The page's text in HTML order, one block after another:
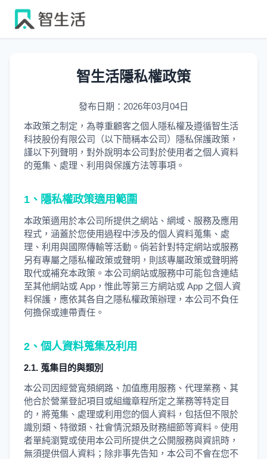
智生活隱私權政策
發布日期：2026年03月04日
本政策之制定，為尊重顧客之個人隱私權及遵循智生活
科技股份有限公司（以下簡稱本公司）隱私保護政策，
謹以下列聲明，對外說明本公司對於使用者之個人資料
的蒐集、處理、利用與保護方法等事項。
1、隱私權政策適用範圍
本政策適用於本公司所提供之網站、網域、服務及應用
程式，涵蓋於您使用過程中涉及的個人資料蒐集、處
理、利用與國際傳輸等活動。倘若針對特定網站或服務
另有專屬之隱私權政策或聲明，則該專屬政策或聲明將
取代或補充本政策。本公司網站或服務中可能包含連結
至其他網站或 App，惟此等第三方網站或 App 之個人資
料保護，應依其各自之隱私權政策辦理，本公司不負任
何擔保或連帶責任。
2、個人資料蒐集及利用
2.1. 蒐集目的與類別
本公司因經營寬頻網路、加值應用服務、代理業務、其
他合於營業登記項目或組織章程所定之業務等特定目
的，將蒐集、處理或利用您的個人資料，包括但不限於
識別類、特徵類、社會情況類及財務細節等資料。使用
者單純瀏覽或使用本公司所提供之公開服務與資訊時，
無須提供個人資料；除非事先告知，本公司不會在您不